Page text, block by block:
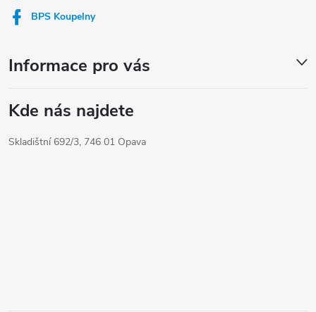
BPS Koupelny
Informace pro vás
Kde nás najdete
Skladištní 692/3, 746 01 Opava